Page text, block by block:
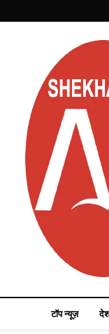
टॉप न्यूज़ देश